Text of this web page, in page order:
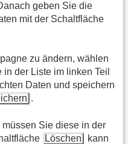
geben Sie die
mit der Schaltfläche
zu ändern, wählen
der Liste im linken Teil
Daten und speichern
.
Sie diese in der
Löschen
kann